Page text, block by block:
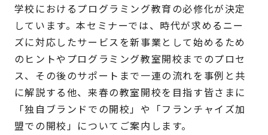
学校におけるプログラミング教育の必修化が決定
しています。本セミナーでは、時代が求めるニー
ズに対応したサービスを新事業として始めるため
のヒントやプログラミング教室開校までのプロセ
ス、その後のサポートまで一連の流れを事例と共
に解説する他、来春の教室開校を目指す皆さまに
「独自ブランドでの開校」や「フランチャイズ加
盟での開校」についてご案内します。